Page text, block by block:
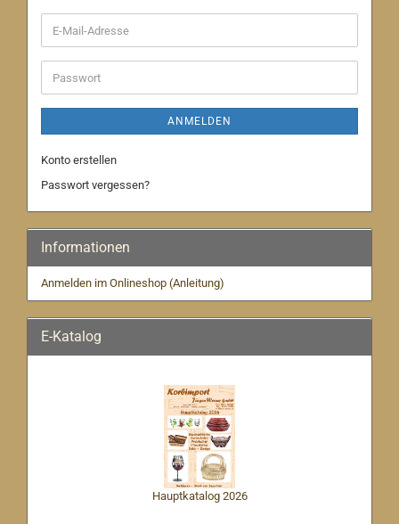
E-
Mail-
Adresse
Passwort
ANMELDEN
Konto erstellen
Passwort vergessen?
Informationen
Anmelden im Onlineshop (Anleitung)
E-Katalog
Hauptkatalog 2026